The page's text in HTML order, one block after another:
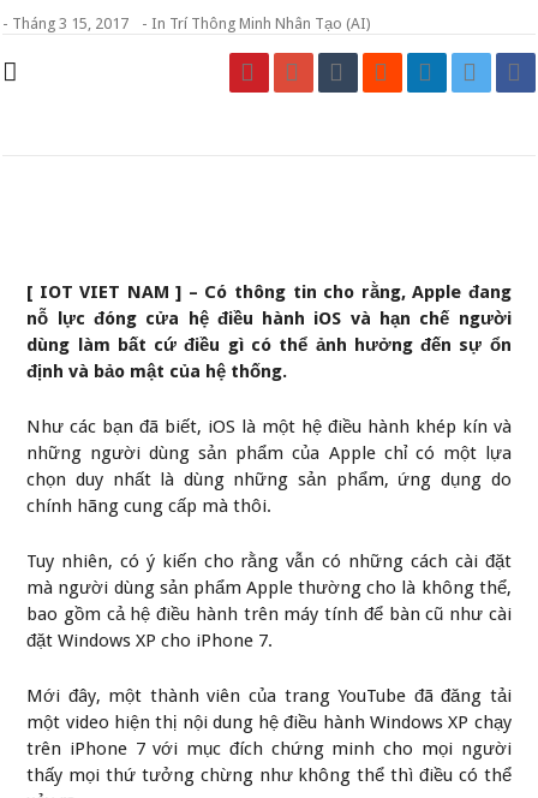
- Tháng 3 15, 2017 - In Trí Thông Minh Nhân Tạo (AI)
[ IOT VIET NAM ] – Có thông tin cho rằng, Apple đang
nỗ lực đóng cửa hệ điều hành iOS và hạn chế người
dùng làm bất cứ điều gì có thể ảnh hưởng đến sự ổn
định và bảo mật của hệ thống.
Như các bạn đã biết, iOS là một hệ điều hành khép kín và
những người dùng sản phẩm của Apple chỉ có một lựa
chọn duy nhất là dùng những sản phẩm, ứng dụng do
chính hãng cung cấp mà thôi.
Tuy nhiên, có ý kiến cho rằng vẫn có những cách cài đặt
mà người dùng sản phẩm Apple thường cho là không thể,
bao gồm cả hệ điều hành trên máy tính để bàn cũ như cài
đặt Windows XP cho iPhone 7.
Mới đây, một thành viên của trang YouTube đã đăng tải
một video hiện thị nội dung hệ điều hành Windows XP chạy
trên iPhone 7 với mục đích chứng minh cho mọi người
thấy mọi thứ tưởng chừng như không thể thì điều có thể